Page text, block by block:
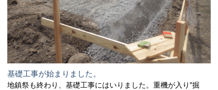
基礎工事が始まりました。
地鎮祭も終わり、基礎工事にはいりました。重機が入り”掘